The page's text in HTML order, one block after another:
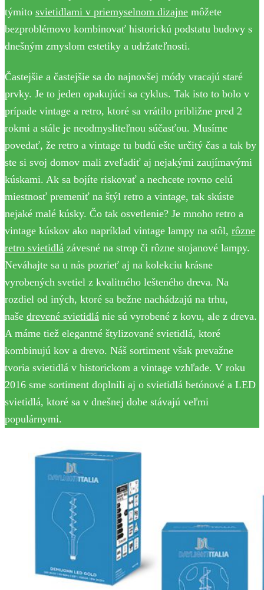
týmito svietidlami v priemyselnom dizajne môžete
bezproblémovo kombinovať historickú podstatu budovy s
dnešným zmyslom estetiky a udržateľnosti.
Častejšie a častejšie sa do najnovšej módy vracajú staré
prvky. Je to jeden opakujúci sa cyklus. Tak isto to bolo v
prípade vintage a retro, ktoré sa vrátilo približne pred 2
rokmi a stále je neodmysliteľnou súčasťou. Musíme
povedať, že retro a vintage tu budú ešte určitý čas a tak by
ste si svoj domov mali zveľadiť aj nejakými zaujímavými
kúskami. Ak sa bojíte riskovať a nechcete rovno celú
miestnosť premeniť na štýl retro a vintage, tak skúste
nejaké malé kúsky. Čo tak osvetlenie? Je mnoho retro a
vintage kúskov ako napríklad vintage lampy na stôl, rôzne
retro svietidlá závesné na strop či rôzne stojanové lampy.
Neváhajte sa u nás pozrieť aj na kolekciu krásne
vyrobených svetiel z kvalitného lešteného dreva. Na
rozdiel od iných, ktoré sa bežne nachádzajú na trhu,
naše drevené svietidlá nie sú vyrobené z kovu, ale z dreva.
A máme tiež elegantné štylizované svietidlá, ktoré
kombinujú kov a drevo. Náš sortiment však prevažne
tvoria svietidlá v historickom a vintage vzhľade. V roku
2016 sme sortiment doplnili aj o svietidlá betónové a LED
svietidlá, ktoré sa v dnešnej dobe stávajú veľmi
populárnymi.